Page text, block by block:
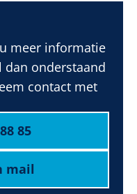
meer informatie
dan onderstaand
contact met
85
mail